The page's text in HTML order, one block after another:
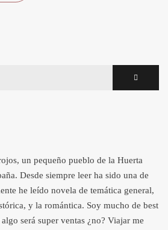
un pequeño pueblo de la Huerta
Desde siempre leer ha sido una de
he leído novela de temática general,
y la romántica. Soy mucho de best
será super ventas ¿no? Viajar me